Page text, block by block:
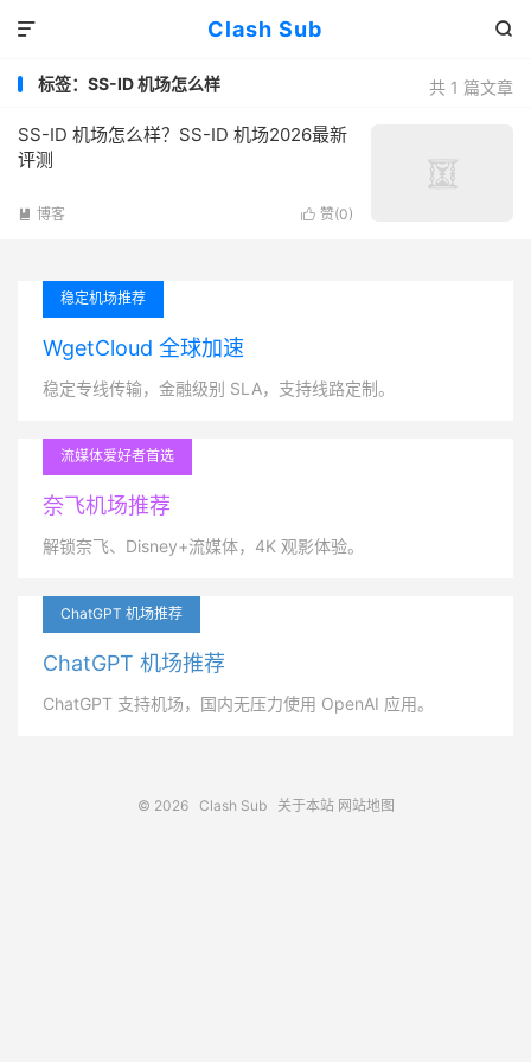
Clash Sub 

共 1 篇文章
标签：SS-ID 机场怎么样
SS-ID 机场怎么样？SS-ID 机场2026最新
评测
 赞(0)
 博客
稳定机场推荐
WgetCloud 全球加速
稳定专线传输，金融级别 SLA，支持线路定制。
流媒体爱好者首选
奈飞机场推荐
解锁奈飞、Disney+流媒体，4K 观影体验。
ChatGPT 机场推荐
ChatGPT 机场推荐
ChatGPT 支持机场，国内无压力使用 OpenAI 应用。
© 2026 Clash Sub 关于本站 网站地图